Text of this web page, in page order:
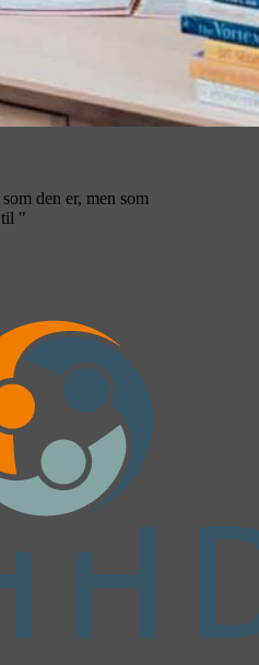
den er, men som
til "